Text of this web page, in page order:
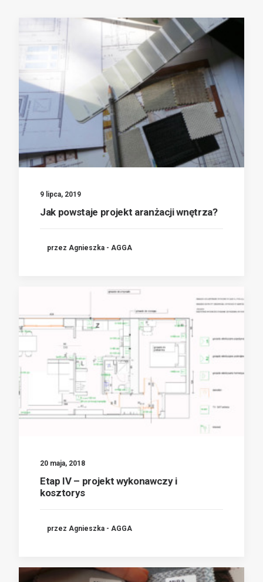
9 lipca, 2019
Jak powstaje projekt aranżacji wnętrza?
przez Agnieszka - AGGA
20 maja, 2018
Etap IV – projekt wykonawczy i
kosztorys
przez Agnieszka - AGGA